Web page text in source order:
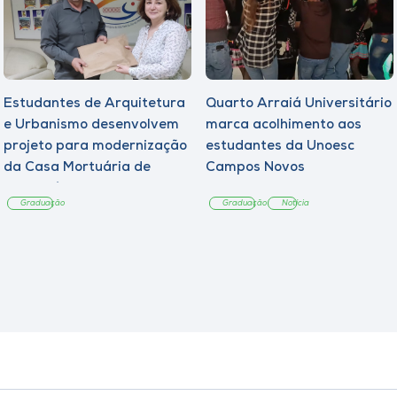
Estudantes de Arquitetura
e Urbanismo desenvolvem
projeto para modernização
da Casa Mortuária de
Graduação
Quarto Arraiá Universitário
marca acolhimento aos
estudantes da Unoesc
Campos Novos
Graduação Notícia